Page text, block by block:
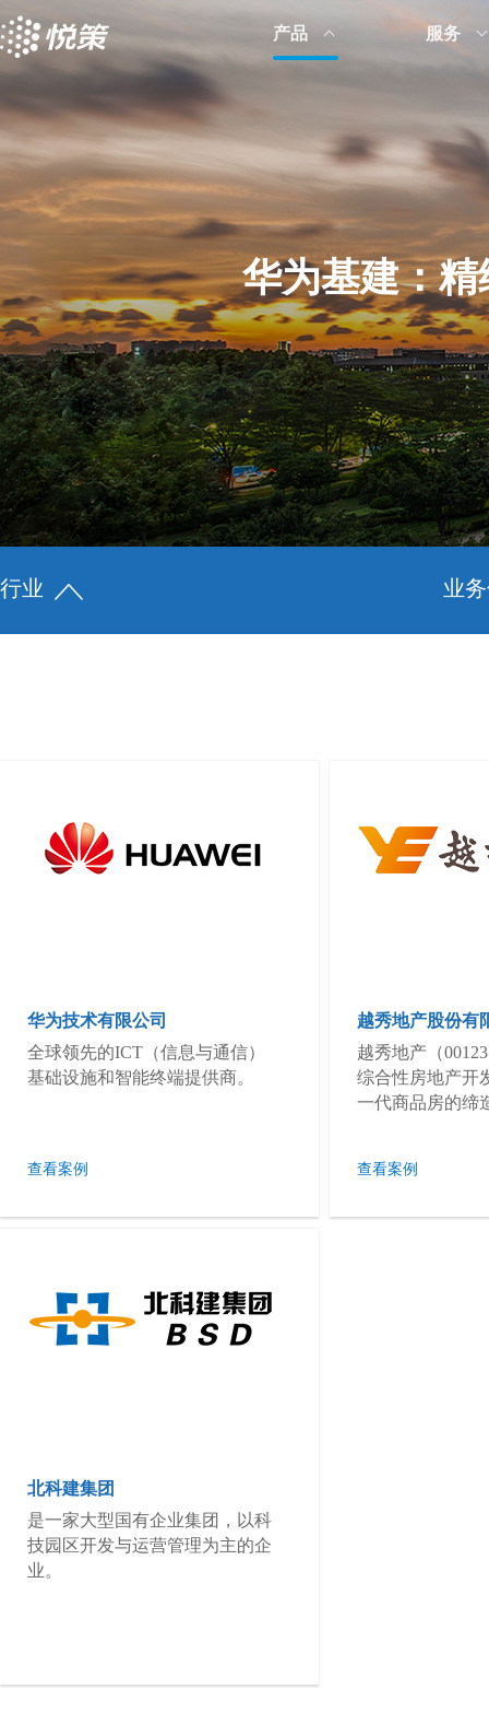
产品 服务
华为基建：
行业 业
华为技术有限公司
全球领先的ICT（信息与通信）
基础设施和智能终端提供商。
查看案例
越秀地产股份有
越秀地产（
综合性房地产开
一代商品房的缔
查看案例
北科建集团
是一家大型国有企业集团，以科
技园区开发与运营管理为主的企
业。